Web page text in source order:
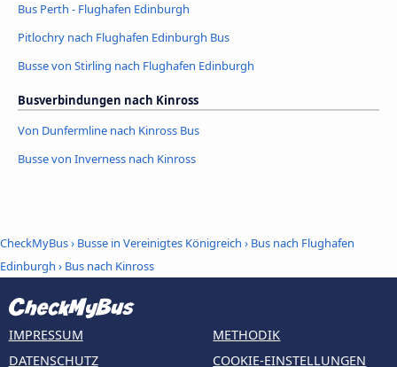
Bus Perth - Flughafen Edinburgh
Pitlochry nach Flughafen Edinburgh Bus
Busse von Stirling nach Flughafen Edinburgh
Busverbindungen nach Kinross
Von Dunfermline nach Kinross Bus
Busse von Inverness nach Kinross
CheckMyBus› Busse in Vereinigtes Königreich › Bus nach Flughafen
Edinburgh › Bus nach Kinross
IMPRESSUM
DATENSCHUTZ
METHODIK
COOKIE-EINSTELLUNGEN